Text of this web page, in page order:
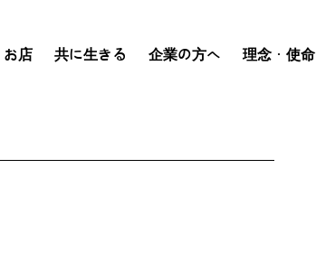
お店 共に生きる 企業の方へ 理念・使命